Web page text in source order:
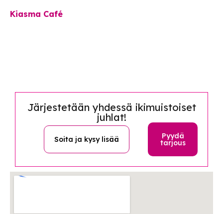
Kiasma Café
Järjestetään yhdessä ikimuistoiset
juhlat!
Soita ja kysy lisää Pyydä
tarjous